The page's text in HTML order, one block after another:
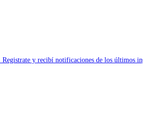
Registrate y recibí notificaciones de los últimos